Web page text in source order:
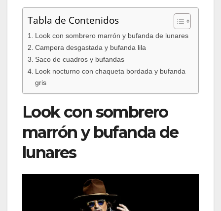
Tabla de Contenidos
Look con sombrero marrón y bufanda de lunares
Campera desgastada y bufanda lila
Saco de cuadros y bufandas
Look nocturno con chaqueta bordada y bufanda
gris
Look con sombrero
marrón y bufanda de
lunares